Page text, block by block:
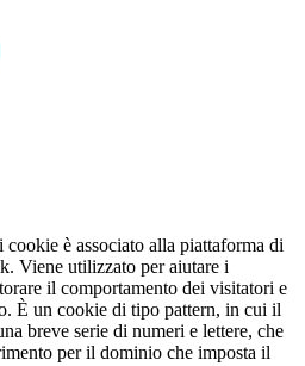
cookie è associato alla piattaforma di
Viene utilizzato per aiutare i
il comportamento dei visitatori e
È un cookie di tipo pattern, in cui il
breve serie di numeri e lettere, che
per il dominio che imposta il